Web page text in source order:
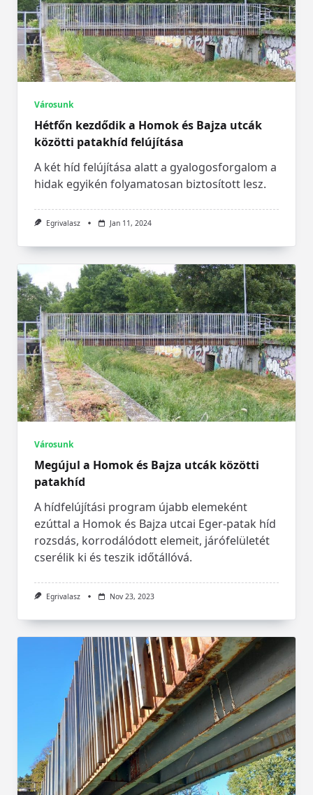
Városunk
Hétfőn kezdődik a Homok és Bajza utcák
közötti patakhíd felújítása
A két híd felújítása alatt a gyalogosforgalom a
hidak egyikén folyamatosan biztosított lesz.
Egrivalasz Jan 11, 2024
Városunk
Megújul a Homok és Bajza utcák közötti
patakhíd
A hídfelújítási program újabb elemeként
ezúttal a Homok és Bajza utcai Eger-patak híd
rozsdás, korrodálódott elemeit, járófelületét
cserélik ki és teszik időtállóvá.
Egrivalasz Nov 23, 2023